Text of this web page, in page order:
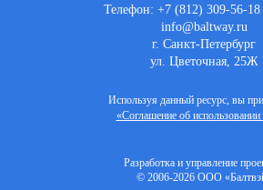
Телефон: +7 (812) 309-56-
info@baltway.ru
г. Санкт-Петербург
ул. Цветочная, 25Ж
Разработка и управление
© 2006-2026 ООО
Используя данный ресурс, вы
«Соглашение об использовании